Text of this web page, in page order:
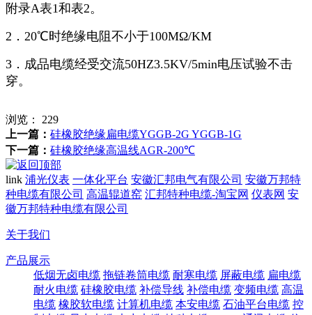
附录A表1和表2。
2．20℃时绝缘电阻不小于100MΩ/KM
3．成品电缆经受交流50HZ3.5KV/5min电压试验不击
穿。
浏览： 229
上一篇： 硅橡胶绝缘扁电缆​YGGB-2G YGGB-1G
下一篇： 硅橡胶绝缘高温线AGR-200℃
link 浦光仪表 一体化平台 安徽汇邦电气有限公司 安徽万邦特
种电缆有限公司 高温辊道窑 汇邦特种电缆-淘宝网 仪表网 安
徽万邦特种电缆有限公司
关于我们
产品展示
低烟无卤电缆 拖链卷筒电缆 耐寒电缆 屏蔽电缆 扁电缆
耐火电缆 硅橡胶电缆 补偿导线 补偿电缆 变频电缆 高温
电缆 橡胶软电缆 计算机电缆 本安电缆 石油平台电缆 控